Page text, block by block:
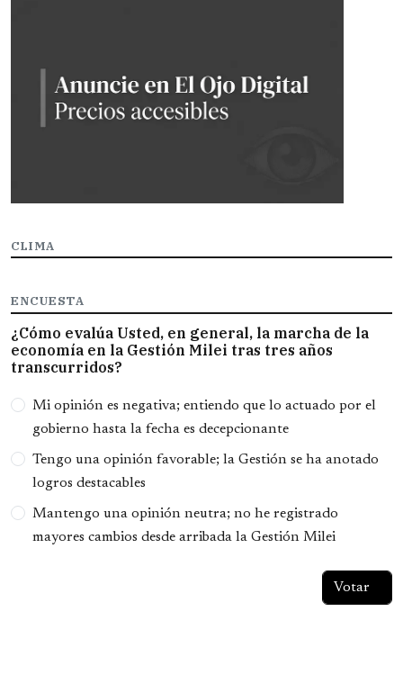
CLIMA
ENCUESTA
¿Cómo evalúa Usted, en general, la marcha de la
economía en la Gestión Milei tras tres años
transcurridos?
Opciones
Mi opinión es negativa; entiendo que lo actuado por el
gobierno hasta la fecha es decepcionante
Tengo una opinión favorable; la Gestión se ha anotado
logros destacables
Mantengo una opinión neutra; no he registrado
mayores cambios desde arribada la Gestión Milei